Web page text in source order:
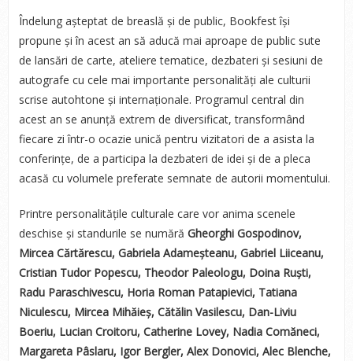
Îndelung așteptat de breaslă și de public, Bookfest își
propune și în acest an să aducă mai aproape de public sute
de lansări de carte, ateliere tematice, dezbateri și sesiuni de
autografe cu cele mai importante personalități ale culturii
scrise autohtone și internaționale. Programul central din
acest an se anunță extrem de diversificat, transformând
fiecare zi într-o ocazie unică pentru vizitatori de a asista la
conferințe, de a participa la dezbateri de idei și de a pleca
acasă cu volumele preferate semnate de autorii momentului.
Printre personalitățile culturale care vor anima scenele
deschise și standurile se numără Gheorghi Gospodinov,
Mircea Cărtărescu, Gabriela Adameșteanu, Gabriel Liiceanu,
Cristian Tudor Popescu, Theodor Paleologu, Doina Ruști,
Radu Paraschivescu, Horia Roman Patapievici, Tatiana
Niculescu, Mircea Mihăieș, Cătălin Vasilescu, Dan-Liviu
Boeriu, Lucian Croitoru, Catherine Lovey, Nadia Comăneci,
Margareta Pâslaru, Igor Bergler, Alex Donovici, Alec Blenche,